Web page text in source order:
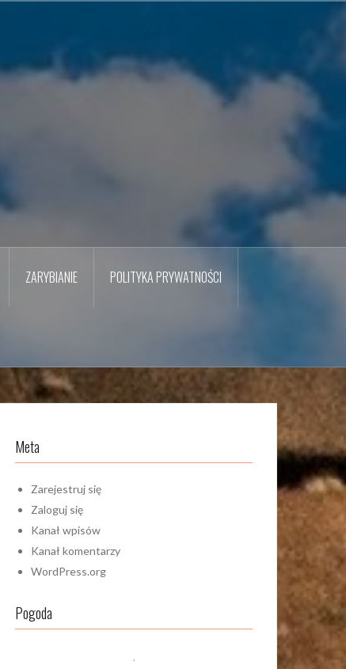
ZARYBIANIE POLITYKA PRYWATNOŚCI
Meta
Zarejestruj się
Zaloguj się
Kanał wpisów
Kanał komentarzy
WordPress.org
Pogoda